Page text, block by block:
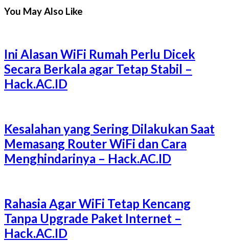
You May Also Like
Ini Alasan WiFi Rumah Perlu Dicek
Secara Berkala agar Tetap Stabil –
Hack.AC.ID
Kesalahan yang Sering Dilakukan Saat
Memasang Router WiFi dan Cara
Menghindarinya – Hack.AC.ID
Rahasia Agar WiFi Tetap Kencang
Tanpa Upgrade Paket Internet –
Hack.AC.ID